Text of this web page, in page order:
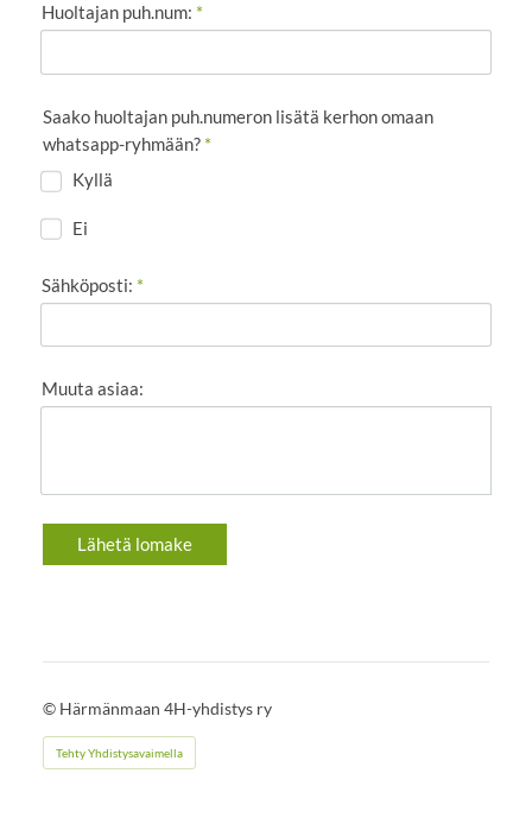
Huoltajan puh.num: *
Saako huoltajan puh.numeron lisätä kerhon omaan
whatsapp-ryhmään?*
Kyllä
Ei
Sähköposti: *
Muuta asiaa:
Lähetä lomake
© Härmänmaan 4H-yhdistys ry
Tehty Yhdistysavaimella